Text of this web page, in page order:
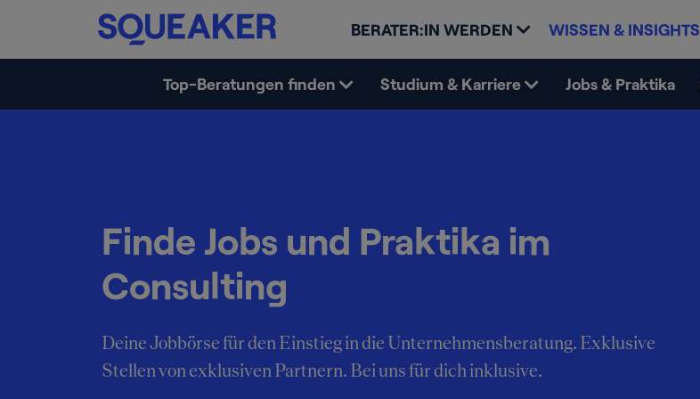
BERATER:IN WERDEN WISSEN & INSIGHTS
Top-Beratungen finden Studium & Karriere Jobs & Praktika
Finde Jobs und Praktika im
Consulting
Deine Jobbörse für den Einstieg in die Unternehmensberatung. Exklusive
Stellen von exklusiven Partnern. Bei uns für dich inklusive.